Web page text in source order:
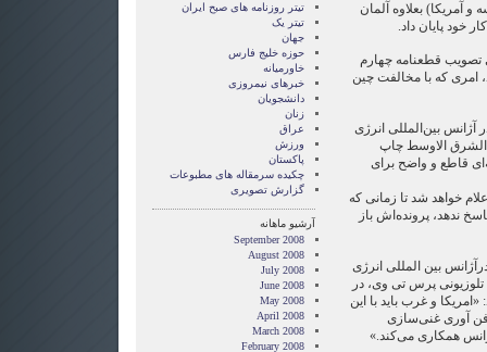
و آمریکا) بعلاوه آلمان
خود پایان داد.
تصویب قطعنامه‌ چهارم
امری که با مخالفت چین
آژانس بین‌المللی انرژی
الشرق الاوسط چاپ
قاطع و واضح برای
خواهد شد تا زمانی که
ندهد، پرونده‌اش باز
بین المللی انرژی
تلوزیونی پرس تی وی، در
و غرب باید با این
فن آوری غنی‌سازی
همکاری می‌کند.»
تیتر روزنامه های صبح ایران
تیتر یک
جهان
حوزه خلیج فارس
خاورمیانه
خبرهای نیمروزی
دانشجویان
زنان
عراق
ورزش
پاکستان
چکیده سرمقاله های مطبوعات
گزارش تصويری
آرشیو ماهانه
September 2008
August 2008
July 2008
June 2008
May 2008
April 2008
March 2008
February 2008